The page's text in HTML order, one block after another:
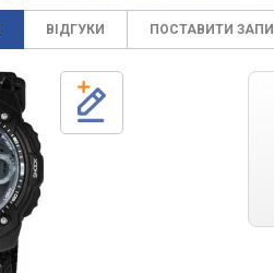
ВІДГУКИ ПОСТАВИТИ